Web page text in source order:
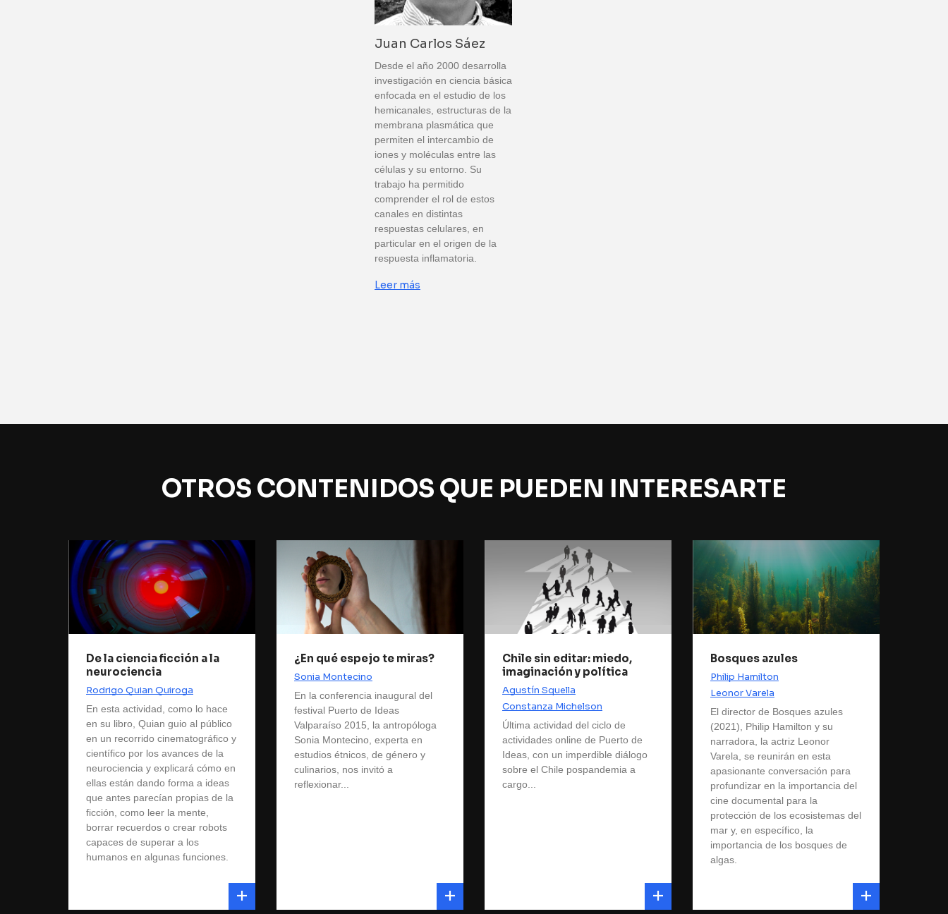
Juan Carlos Sáez
Desde el año 2000 desarrolla
investigación en ciencia básica
enfocada en el estudio de los
hemicanales, estructuras de la
membrana plasmática que
permiten el intercambio de
iones y moléculas entre las
células y su entorno. Su
trabajo ha permitido
comprender el rol de estos
canales en distintas
respuestas celulares, en
particular en el origen de la
respuesta inflamatoria.
Leer más
OTROS CONTENIDOS QUE PUEDEN INTERESARTE
De la ciencia ficción a la
neurociencia
Rodrigo Quian Quiroga
En esta actividad, como lo hace
en su libro, Quian guio al público
en un recorrido cinematográfico y
científico por los avances de la
neurociencia y explicará cómo en
ellas están dando forma a ideas
que antes parecían propias de la
ficción, como leer la mente,
borrar recuerdos o crear robots
capaces de superar a los
humanos en algunas funciones.
¿En qué espejo te miras?
Sonia Montecino
En la conferencia inaugural del
festival Puerto de Ideas
Valparaíso 2015, la antropóloga
Sonia Montecino, experta en
estudios étnicos, de género y
culinarios, nos invitó a
reflexionar...
Chile sin editar: miedo,
imaginación y política
Agustín Squella
Constanza Michelson
Última actividad del ciclo de
actividades online de Puerto de
Ideas, con un imperdible diálogo
sobre el Chile pospandemia a
cargo...
Bosques azules
Philip Hamilton
Leonor Varela
El director de Bosques azules
(2021), Philip Hamilton y su
narradora, la actriz Leonor
Varela, se reunirán en esta
apasionante conversación para
profundizar en la importancia del
cine documental para la
protección de los ecosistemas del
mar y, en específico, la
importancia de los bosques de
algas.